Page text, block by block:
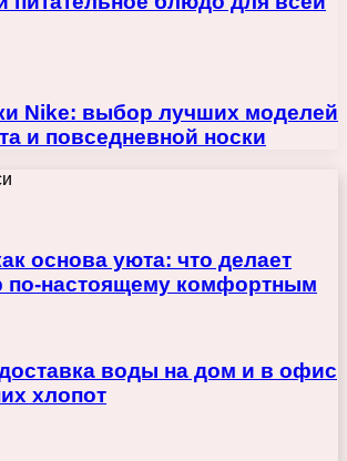
Nike: выбор лучших моделей
и повседневной носки
основа уюта: что делает
по-настоящему комфортным
воды на дом и в офис
хлопот